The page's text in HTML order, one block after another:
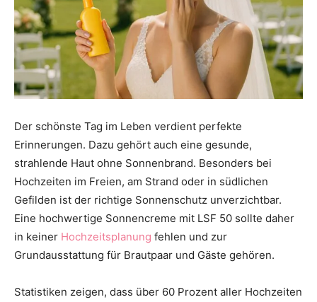
Thema
Hochzeit
Der schönste Tag im Leben verdient perfekte
Erinnerungen. Dazu gehört auch eine gesunde,
strahlende Haut ohne Sonnenbrand. Besonders bei
Hochzeiten im Freien, am Strand oder in südlichen
Gefilden ist der richtige Sonnenschutz unverzichtbar.
Eine hochwertige Sonnencreme mit LSF 50 sollte daher
in keiner Hochzeitsplanung fehlen und zur
Grundausstattung für Brautpaar und Gäste gehören.
Statistiken zeigen, dass über 60 Prozent aller Hochzeiten